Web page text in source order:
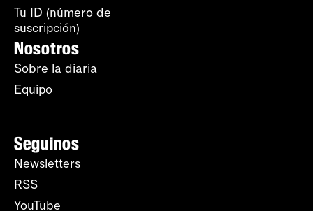
Tu ID (número de
suscripción)
Nosotros
Sobre la diaria
Equipo
Seguinos
Newsletters
RSS
YouTube